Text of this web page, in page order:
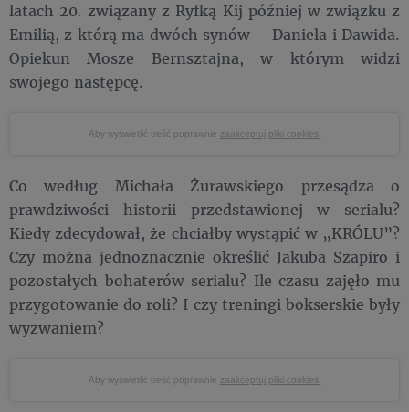
latach 20. związany z Ryfką Kij później w związku z
Emilią, z którą ma dwóch synów – Daniela i Dawida.
Opiekun Mosze Bernsztajna, w którym widzi
swojego następcę.
Aby wyświetlić treść poprawnie zaakceptuj pliki cookies.
Co według Michała Żurawskiego przesądza o
prawdziwości historii przedstawionej w serialu?
Kiedy zdecydował, że chciałby wystąpić w „KRÓLU”?
Czy można jednoznacznie określić Jakuba Szapiro i
pozostałych bohaterów serialu? Ile czasu zajęło mu
przygotowanie do roli? I czy treningi bokserskie były
wyzwaniem?
Aby wyświetlić treść poprawnie zaakceptuj pliki cookies.